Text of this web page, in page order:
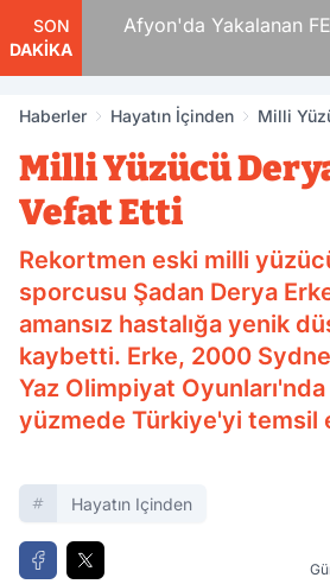
SON
DAKİKA
Afyon'da Yakalanan
Haberler Hayatın İçinden
Milli
Milli Yüzücü
Vefat Etti
Rekortmen eski milli
sporcusu Şadan Derya
amansız hastalığa yenik
kaybetti. Erke, 2000
Yaz Olimpiyat
yüzmede Türkiye'yi temsil
Hayatın Içinden